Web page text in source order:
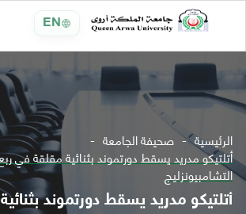
EN
الرئيسية صحيفة الجامعة
أتلتيكو مدريد يسقط دورتموند بثنائية مقلقة في
التشامبيونزليج
أتلتيكو مدريد يسقط دورتموند